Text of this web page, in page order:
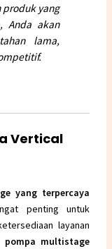
produk yang
Anda akan
lama,
Vertical
yang terpercaya
penting untuk
layanan
pompa multistage